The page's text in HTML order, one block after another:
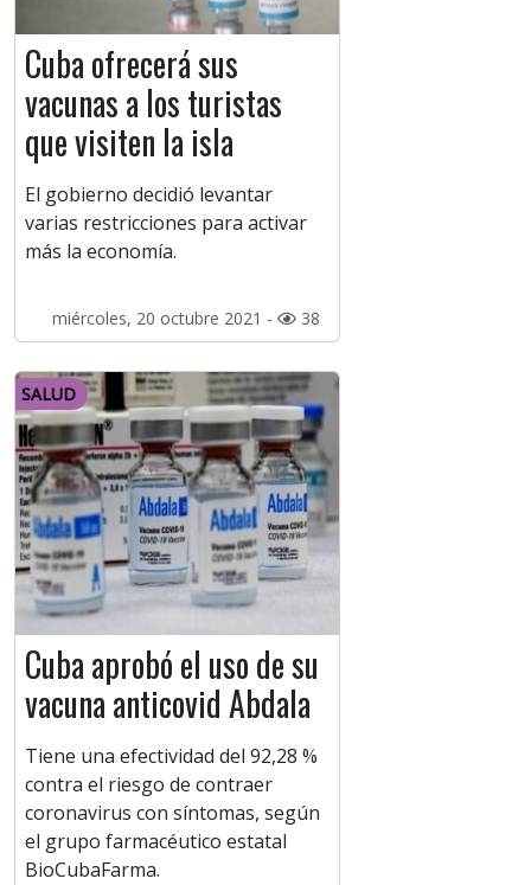
Cuba ofrecerá sus
vacunas a los turistas
que visiten la isla
El gobierno decidió levantar
varias restricciones para activar
más la economía.
miércoles, 20 octubre 2021 - 38
SALUD
Cuba aprobó el uso de su
vacuna anticovid Abdala
Tiene una efectividad del 92,28 %
contra el riesgo de contraer
coronavirus con síntomas, según
el grupo farmacéutico estatal
BioCubaFarma.